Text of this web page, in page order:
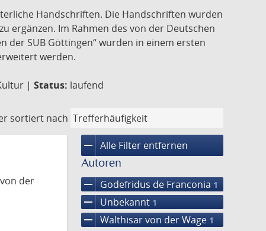
Handschriften. Die Handschriften wurden
ergänzen. Im Rahmen des von der Deutschen
SUB Göttingen“ wurden in einem ersten
werden.
| Status: laufend
sortiert nach
remove Alle Filter entfernen
Autoren
remove Godefridus de Franconia 1
remove Unbekannt 1
remove Walthisar von der Wage 1
der